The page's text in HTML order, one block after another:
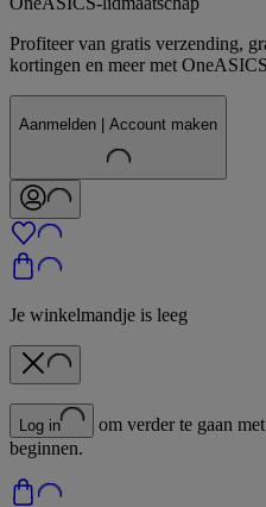
Profiteer van gratis verzending,
kortingen en meer met
Aanmelden | Account maken
Je winkelmandje is leeg
Log in
om verder te gaan
beginnen.